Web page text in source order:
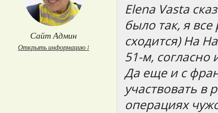
Сайт Админ
Открыть информацию ↓
Elena Vasta
было так, я
сходится) На
51-м, согласно
Да еще и с
участвовать в
операциях